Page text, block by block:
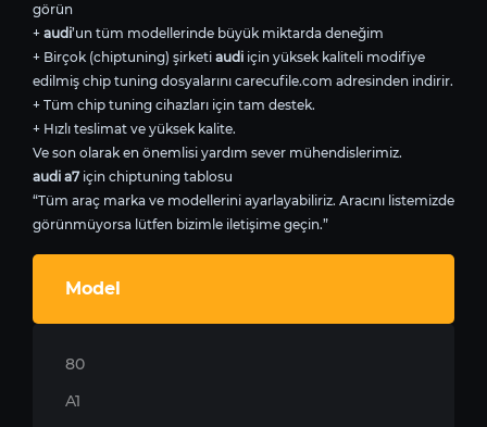
görün
+ audi’un tüm modellerinde büyük miktarda deneğim
+ Birçok (chiptuning) şirketi audi için yüksek kaliteli modifiye
edilmiş chip tuning dosyalarını carecufile.com adresinden indirir.
+ Tüm chip tuning cihazları için tam destek.
+ Hızlı teslimat ve yüksek kalite.
Ve son olarak en önemlisi yardım sever mühendislerimiz.
audi a7için chiptuning tablosu
“Tüm araç marka ve modellerini ayarlayabiliriz. Aracını listemizde
görünmüyorsa lütfen bizimle iletişime geçin.”
Model
80
A1